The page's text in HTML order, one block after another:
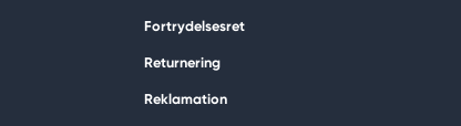
Fortrydelsesret
Returnering
Reklamation